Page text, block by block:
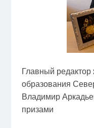
Главный редактор
образования
Владимир
призами